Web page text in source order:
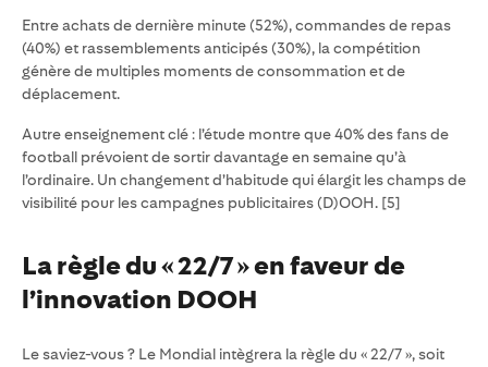
Entre achats de dernière minute (52%), commandes de repas
(40%) et rassemblements anticipés (30%), la compétition
génère de multiples moments de consommation et de
déplacement.
Autre enseignement clé : l’étude montre que 40% des fans de
football prévoient de sortir davantage en semaine qu’à
l’ordinaire. Un changement d’habitude qui élargit les champs de
visibilité pour les campagnes publicitaires (D)OOH. [5]
La règle du « 22/7 » en faveur de
l’innovation DOOH
Le saviez-vous ? Le Mondial intègrera la règle du « 22/7 », soit